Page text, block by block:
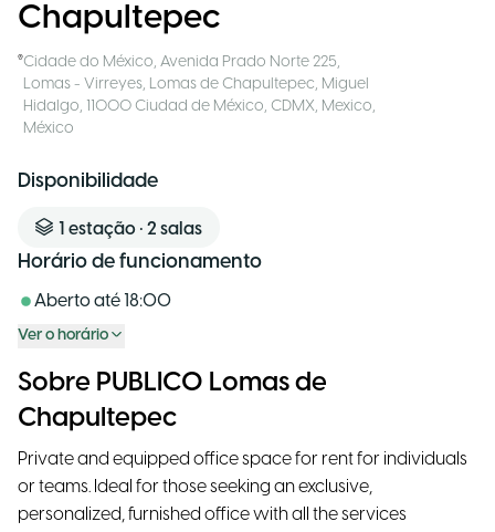
Chapultepec
Cidade do México,Avenida Prado Norte 225,
Lomas - Virreyes, Lomas de Chapultepec, Miguel
Hidalgo, 11000 Ciudad de México, CDMX, Mexico,
México
Disponibilidade
1 estação • 2 salas
Horário de funcionamento
Aberto até 18:00
Ver o horário
Sobre PUBLICO Lomas de
Chapultepec
Private and equipped office space for rent for individuals
or teams. Ideal for those seeking an exclusive,
personalized, furnished office with all the services